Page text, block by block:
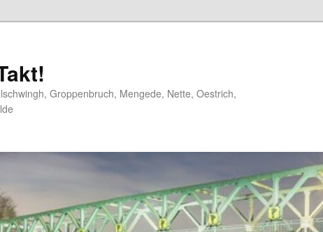
Groppenbruch, Mengede, Nette, Oestrich,